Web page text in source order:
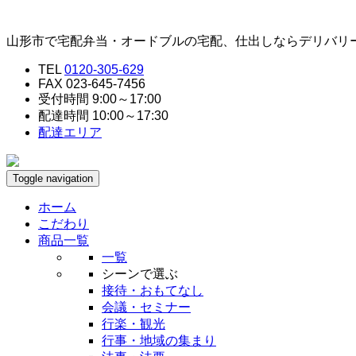
山形市で宅配弁当・オードブルの宅配、仕出しならデリバリ
TEL 0120-305-629
FAX 023-645-7456
受付時間 9:00～17:00
配達時間 10:00～17:30
配達エリア
Toggle navigation
ホーム
こだわり
商品一覧
一覧
シーンで選ぶ
接待・おもてなし
会議・セミナー
行楽・観光
行事・地域の集まり